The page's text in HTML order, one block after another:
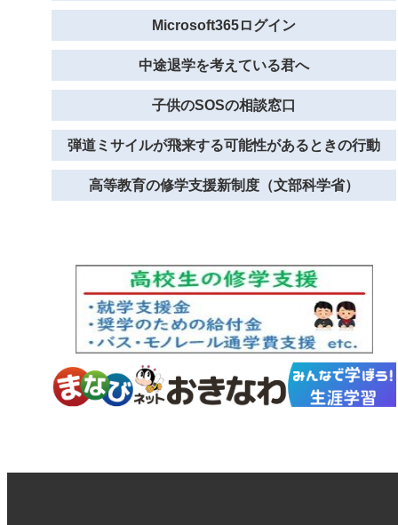
Microsoft365ログイン
中途退学を考えている君へ
子供のSOSの相談窓口
弾道ミサイルが飛来する可能性があるときの行動
高等教育の修学支援新制度（文部科学省）